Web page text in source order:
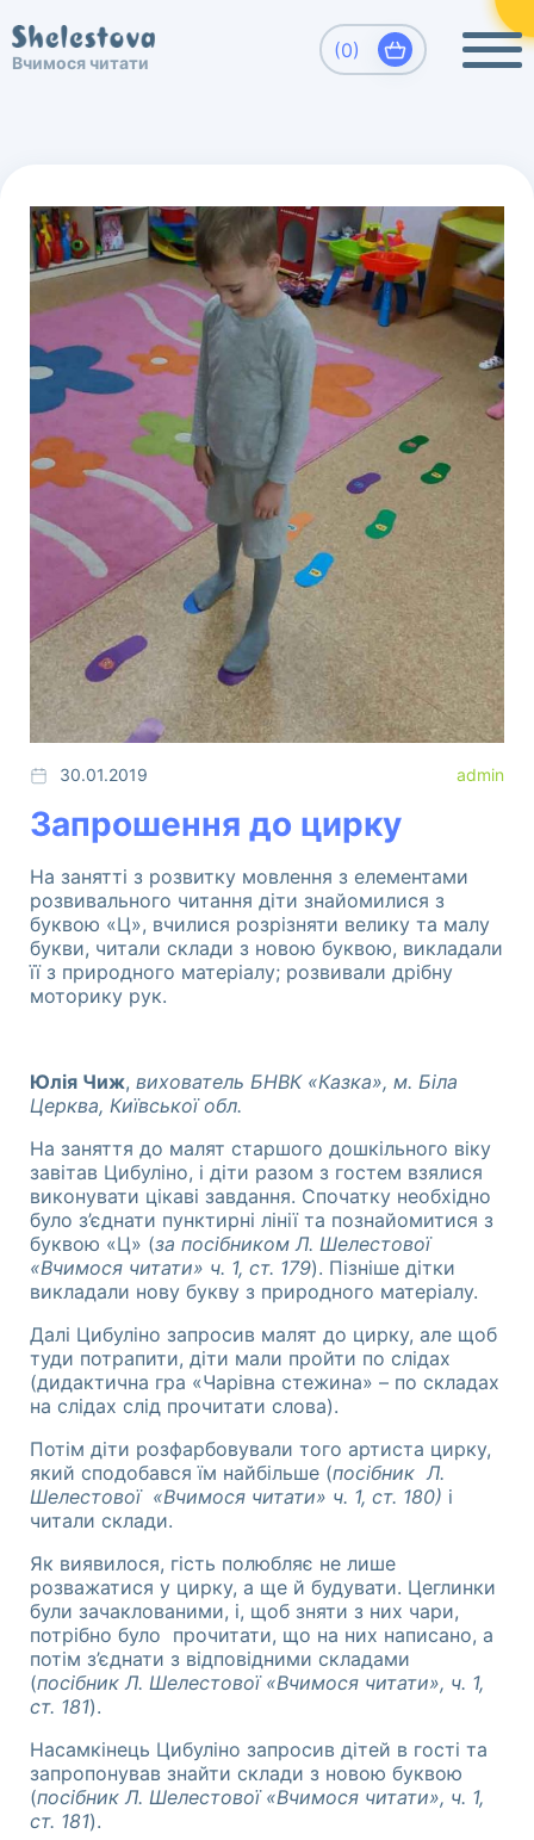
Вчимося читати
(0)
30.01.2019 admin
Запрошення до цирку
На занятті з розвитку мовлення з елементами
розвивального читання діти знайомилися з
буквою «Ц», вчилися розрізняти велику та малу
букви, читали склади з новою буквою, викладали
її з природного матеріалу; розвивали дрібну
моторику рук.
Юлія Чиж, вихователь БНВК «Казка», м. Біла
Церква, Київської обл.
На заняття до малят старшого дошкільного віку
завітав Цибуліно, і діти разом з гостем взялися
виконувати цікаві завдання. Спочатку необхідно
було з’єднати пунктирні лінії та познайомитися з
буквою «Ц» (за посібником Л. Шелестової
«Вчимося читати» ч. 1, ст. 179). Пізніше дітки
викладали нову букву з природного матеріалу.
Далі Цибуліно запросив малят до цирку, але щоб
туди потрапити, діти мали пройти по слідах
(дидактична гра «Чарівна стежина» – по складах
на слідах слід прочитати слова).
Потім діти розфарбовували того артиста цирку,
який сподобався їм найбільше (посібник Л.
Шелестової «Вчимося читати» ч. 1, ст. 180) і
читали склади.
Як виявилося, гість полюбляє не лише
розважатися у цирку, а ще й будувати. Цеглинки
були зачаклованими, і, щоб зняти з них чари,
потрібно було прочитати, що на них написано, а
потім з’єднати з відповідними складами
(посібник Л. Шелестової «Вчимося читати», ч. 1,
ст. 181).
Насамкінець Цибуліно запросив дітей в гості та
запропонував знайти склади з новою буквою
(посібник Л. Шелестової «Вчимося читати», ч. 1,
ст. 181).
Виберіть, який напрямок Вас цікавить ×
Розвиток дитини. Шелестова Людмила
Комплект "Світ у картинах художників" -
унікальний посібник для розвитку творчих
здібностей дітвори віком від 4 до-7 років.